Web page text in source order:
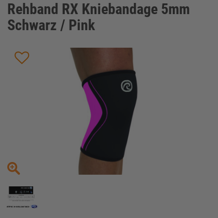
Rehband RX Kniebandage 5mm
Schwarz / Pink